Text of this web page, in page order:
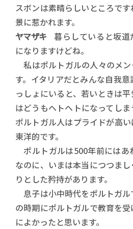
スボンは素晴らしいところで
景に惹かれます。
ヤマザキ暮らしていると坂道
になりますけどね。
私はポルトガルの人々のメ
す。イタリアだとみんな自我
っしょにいると、若いときは
はどうもヘトヘトになってし
ポルトガル人はプライドが高
東洋的です。
ポルトガルは500年前にはあ
なのに、いまは本当につつま
りとした矜持があります。
息子は小中時代をポルトガ
の時期にポルトガルで教育を
によかったと思います。